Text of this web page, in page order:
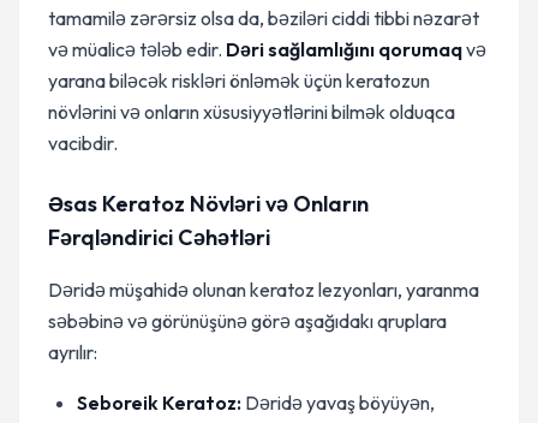
tamamilə zərərsiz olsa da, bəziləri ciddi tibbi nəzarət
və müalicə tələb edir. Dəri sağlamlığını qorumaqvə
yarana biləcək riskləri önləmək üçün keratozun
növlərini və onların xüsusiyyətlərini bilmək olduqca
vacibdir.
Əsas Keratoz Növləri və Onların
Fərqləndirici Cəhətləri
Dəridə müşahidə olunan keratoz lezyonları, yaranma
səbəbinə və görünüşünə görə aşağıdakı qruplara
ayrılır:
Seboreik Keratoz: Dəridə yavaş böyüyən,